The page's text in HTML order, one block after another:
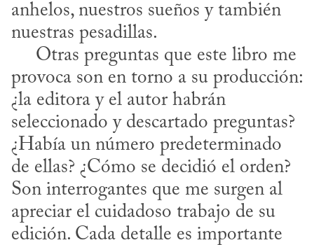
anhelos, nuestros sueños y también
nuestras pesadillas.
provoca son en torno a su producción:
¿la editora y el autor habrán
seleccionado y descartado preguntas?
¿Había un número predeterminado
de ellas? ¿Cómo se decidió el orden?
Son interrogantes que me surgen al
apreciar el cuidadoso trabajo de su
edición. Cada detalle es importante